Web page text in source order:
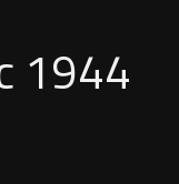
1944